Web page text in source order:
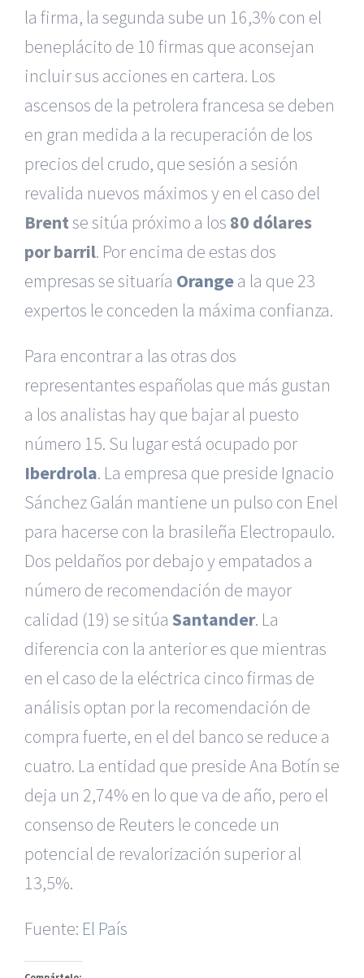
la firma, la segunda sube un 16,3% con el
beneplácito de 10 firmas que aconsejan
incluir sus acciones en cartera. Los
ascensos de la petrolera francesa se deben
en gran medida a la recuperación de los
precios del crudo, que sesión a sesión
revalida nuevos máximos y en el caso del
Brentse sitúa próximo a los 80 dólares
por barril. Por encima de estas dos
empresas se situaría Orangea la que 23
expertos le conceden la máxima confianza.
Para encontrar a las otras dos
representantes españolas que más gustan
a los analistas hay que bajar al puesto
número 15. Su lugar está ocupado por
Iberdrola. La empresa que preside Ignacio
Sánchez Galán mantiene un pulso con Enel
para hacerse con la brasileña Electropaulo.
Dos peldaños por debajo y empatados a
número de recomendación de mayor
calidad (19) se sitúa Santander. La
diferencia con la anterior es que mientras
en el caso de la eléctrica cinco firmas de
análisis optan por la recomendación de
compra fuerte, en el del banco se reduce a
cuatro. La entidad que preside Ana Botín se
deja un 2,74% en lo que va de año, pero el
consenso de Reuters le concede un
potencial de revalorización superior al
13,5%.
Fuente: El País
|Reclamación de Accidentes en Alicante|Reclamación
de Accidentes en Madrid|BGD Abogados Madrid |
|Formación para Abogados